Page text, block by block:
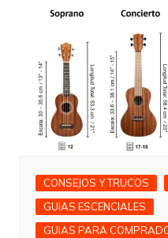
CONSEJOS Y TRUCOS
GUIAS ESCENCIALES
GUIAS PARA